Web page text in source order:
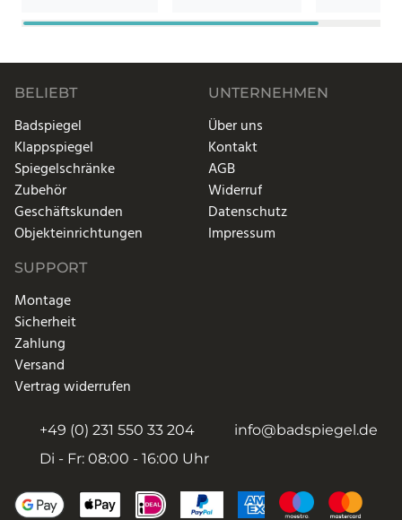
BELIEBT
Badspiegel
Klappspiegel
Spiegelschränke
Zubehör
Geschäftskunden
Objekteinrichtungen
UNTERNEHMEN
Über uns
Kontakt
AGB
Widerruf
Datenschutz
Impressum
SUPPORT
Montage
Sicherheit
Zahlung
Versand
Vertrag widerrufen
+49 (0) 231 550 33 204
info@badspiegel.de
Di - Fr: 08:00 - 16:00 Uhr